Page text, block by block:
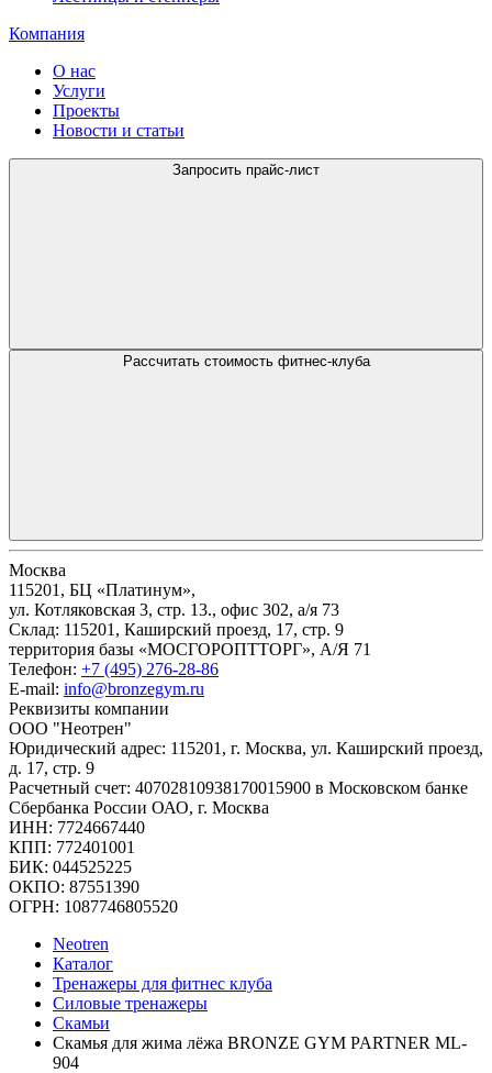
Компания
О нас
Услуги
Проекты
Новости и статьи
Запросить прайс-лист
Рассчитать стоимость фитнес-клуба
Москва
115201, БЦ «Платинум»,
ул. Котляковская 3, стр. 13., офис 302, а/я 73
Склад: 115201, Каширский проезд, 17, стр. 9
территория базы «МОСГОРОПТТОРГ», А/Я 71
Телефон: +7 (495) 276-28-86
E-mail: info@bronzegym.ru
Реквизиты компании
ООО "Неотрен"
Юридический адрес: 115201, г. Москва, ул. Каширский проезд,
д. 17, стр. 9
Расчетный счет: 40702810938170015900 в Московском банке
Сбербанка России ОАО, г. Москва
ИНН: 7724667440
КПП: 772401001
БИК: 044525225
ОКПО: 87551390
ОГРН: 1087746805520
Neotren
Каталог
Тренажеры для фитнес клуба
Силовые тренажеры
Скамьи
Скамья для жима лёжа BRONZE GYM PARTNER ML-
904